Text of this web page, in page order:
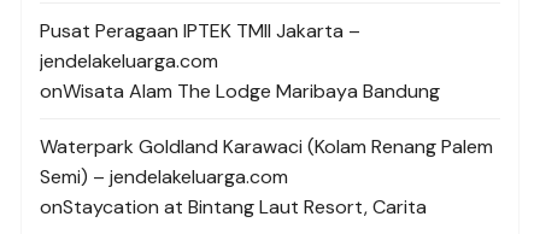
Pusat Peragaan IPTEK TMII Jakarta –
jendelakeluarga.com
onWisata Alam The Lodge Maribaya Bandung
Waterpark Goldland Karawaci (Kolam Renang Palem
Semi) – jendelakeluarga.com
onStaycation at Bintang Laut Resort, Carita